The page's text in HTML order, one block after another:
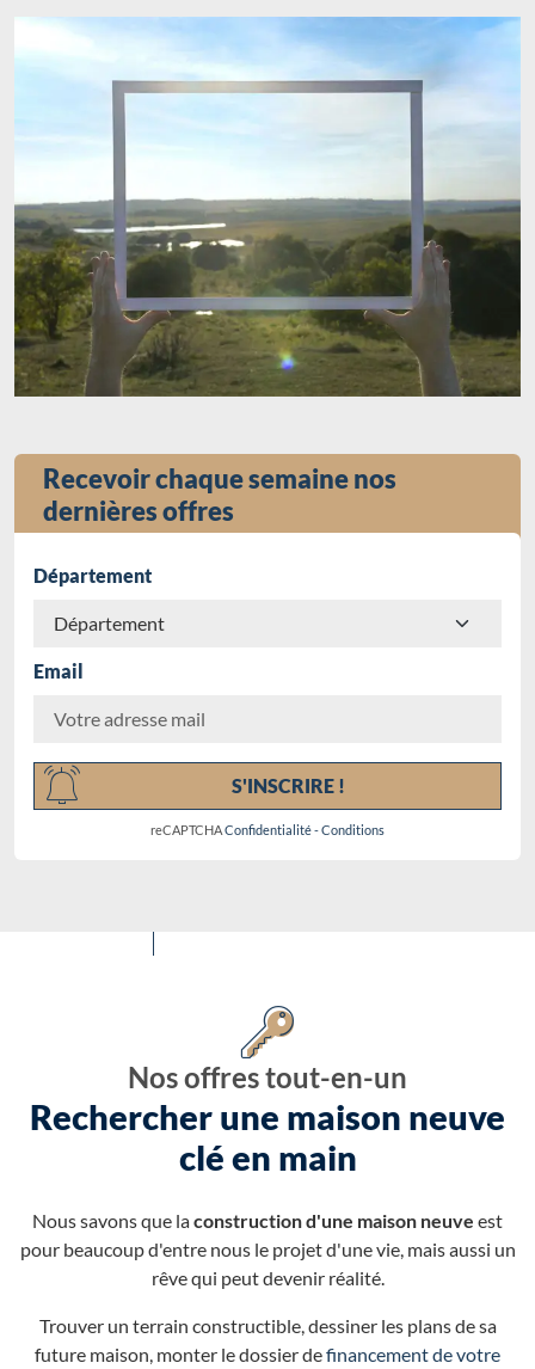
Recevoir chaque semaine nos
dernières offres
Département
Email
S'INSCRIRE !
reCAPTCHAConfidentialité-Conditions
Nos offres tout-en-un
Rechercher une maison neuve
clé en main
Nous savons que laconstruction d'une maison neuve est
pour beaucoup d'entre nous le projet d'une vie, mais aussi un
rêve qui peut devenir réalité.
Trouver un terrain constructible, dessiner les plans de sa
future maison, monter le dossier definancement de votre